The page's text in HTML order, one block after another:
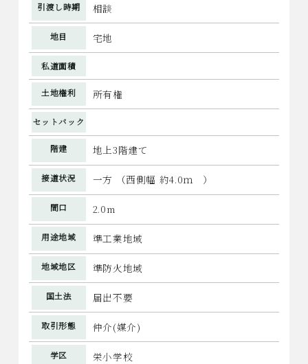
引渡し時期 相談
地目 宅地
私道面積
土地権利 所有権
セットバック
階建 地上3階建て
接道状況 一方 （西側幅 約4.0ｍ ）
間口 2.0m
用途地域 準工業地域
地域地区 準防火地域
国土法 届出不要
取引形態 仲介(媒介)
学区
栄小学校